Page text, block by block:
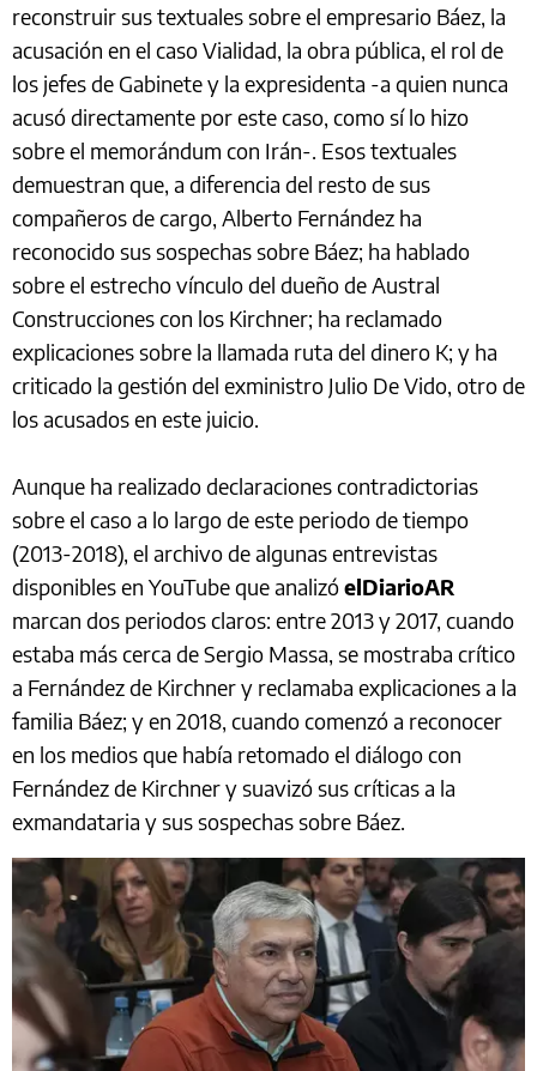
reconstruir sus textuales sobre el empresario Báez, la
acusación en el caso Vialidad, la obra pública, el rol de
los jefes de Gabinete y la expresidenta -a quien nunca
acusó directamente por este caso, como sí lo hizo
sobre el memorándum con Irán-. Esos textuales
demuestran que, a diferencia del resto de sus
compañeros de cargo, Alberto Fernández ha
reconocido sus sospechas sobre Báez; ha hablado
sobre el estrecho vínculo del dueño de Austral
Construcciones con los Kirchner; ha reclamado
explicaciones sobre la llamada ruta del dinero K; y ha
criticado la gestión del exministro Julio De Vido, otro de
los acusados en este juicio.
Aunque ha realizado declaraciones contradictorias
sobre el caso a lo largo de este periodo de tiempo
(2013-2018), el archivo de algunas entrevistas
disponibles en YouTube que analizóelDiarioAR
marcan dos periodos claros: entre 2013 y 2017, cuando
estaba más cerca de Sergio Massa, se mostraba crítico
a Fernández de Kirchner y reclamaba explicaciones a la
familia Báez; y en 2018, cuando comenzó a reconocer
en los medios que había retomado el diálogo con
Fernández de Kirchner y suavizó sus críticas a la
exmandataria y sus sospechas sobre Báez.